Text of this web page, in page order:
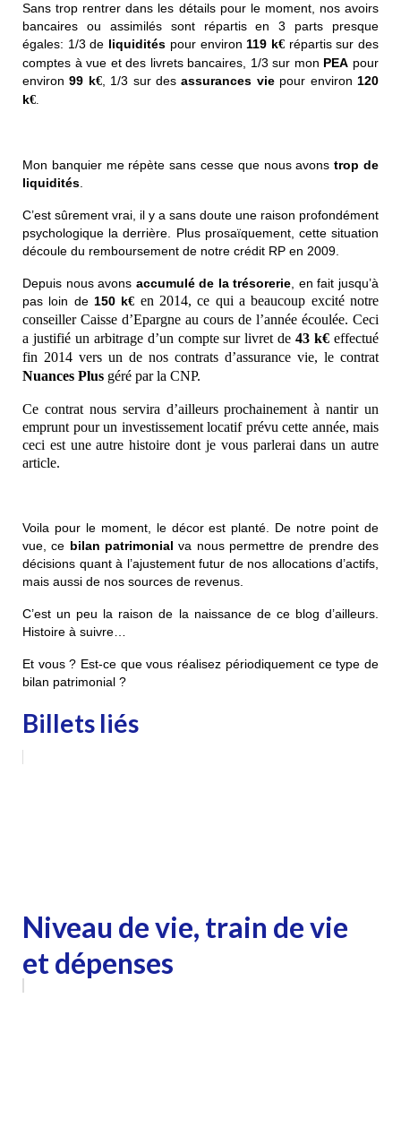
Sans trop rentrer dans les détails pour le moment, nos avoirs
bancaires ou assimilés sont répartis en 3 parts presque
égales: 1/3 de liquidités pour environ 119 k€ répartis sur des
comptes à vue et des livrets bancaires, 1/3 sur mon PEA pour
environ99 k€, 1/3 sur desassurances viepour environ 120
k€
Mon banquier me répète sans cesse que nous avonstrop de
liquidités
C’est sûrement vrai, il y a sans doute une raison profondément
psychologique la derrière. Plus prosaïquement, cette situation
découle du remboursement de notre crédit RP en 2009.
Depuis nous avons accumulé de la trésorerie , en fait jusqu’à
pas loin de 150 k€ en 2014, ce qui a beaucoup excité notre
conseiller Caisse d’Epargne au cours de l’année écoulée. Ceci
a justifié un arbitrage d’un compte sur livret de43 k€ effectué
fin 2014 vers un de nos contrats d’assurance vie, le contrat
Nuances Plus géré par la CNP.
Ce contrat nous servira d’ailleurs prochainement à nantir un
emprunt pour un investissement locatif prévu cette année, mais
ceci est une autre histoire dont je vous parlerai dans un autre
article.
Voila pour le moment, le décor est planté. De notre point de
vue, ce bilan patrimonial va nous permettre de prendre des
décisions quant à l’ajustement futur de nos allocations d’actifs,
mais aussi de nos sources de revenus.
C’est un peu la raison de la naissance de ce blog d’ailleurs.
Histoire à suivre…
Et vous ? Est-ce que vous réalisez périodiquement ce type de
bilan patrimonial ?
Billets liés
Niveau de vie, train de vie
et dépenses